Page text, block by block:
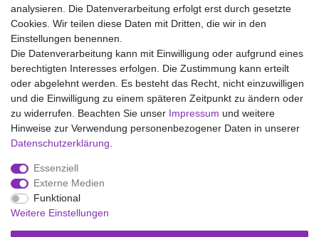
Wir liefern mit DHL (auch Samstags)
Kostenloser Versand
14 Tage Rückgaberecht
Impressum Daten­schutz­erklärung AGB
Widerrufs­recht
analysieren. Die Datenverarbeitung erfolgt erst durch gesetzte
Cookies. Wir teilen diese Daten mit Dritten, die wir in den
Einstellungen benennen.
Die Datenverarbeitung kann mit Einwilligung oder aufgrund eines
berechtigten Interesses erfolgen. Die Zustimmung kann erteilt
oder abgelehnt werden. Es besteht das Recht, nicht einzuwilligen
und die Einwilligung zu einem späteren Zeitpunkt zu ändern oder
zu widerrufen. Beachten Sie unser Impressum und weitere
Hinweise zur Verwendung personenbezogener Daten in unserer
Daten­schutz­erklärung
Essenziell
Externe Medien
Funktional
Weitere Einstellungen